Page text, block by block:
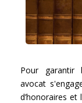
Pour garantir
avocat
d’honoraires et